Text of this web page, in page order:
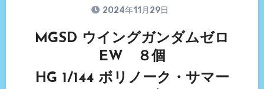
2024年11月29日
MGSD ウイングガンダムゼロ
EW ８個
HG 1/144 ボリノーク・サマー